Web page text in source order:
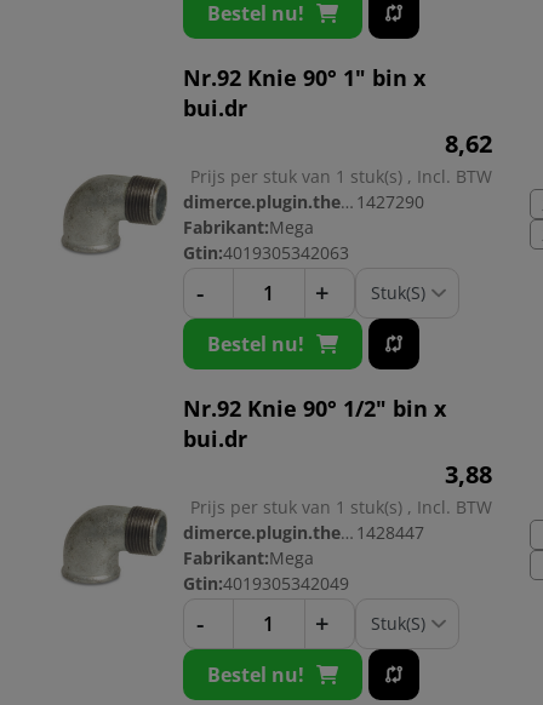
Bestel nu!
Nr.92 Knie 90° 1" bin x
bui.dr
8,62
Prijs per stuk van 1 stuk(s) , Incl. BTW
dimerce.plugin.theme.productnr: 1427290
Fabrikant:Mega
Gtin:4019305342063
- +
Bestel nu!
Nr.92 Knie 90° 1/2" bin x
bui.dr
3,88
Prijs per stuk van 1 stuk(s) , Incl. BTW
dimerce.plugin.theme.productnr: 1428447
Fabrikant:Mega
Gtin:4019305342049
- +
Bestel nu!